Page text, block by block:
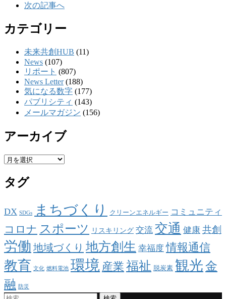
次の記事へ
カテゴリー
未来共創HUB (11)
News (107)
リポート (807)
News Letter(188)
気になる数字 (177)
パブリシティ (143)
メールマガジン (156)
アーカイブ
ア
カ
イ
タグ
DX SDGs まちづくり クリーンエネルギー コミュニティ
コロナ スポーツ リスキリング 交流 交通 健康 共創
労働 地域づくり 地方創生 幸福度 情報通信
教育 文化 燃料電池 環境 産業 福祉 脱炭素 観光金
融
防災
検